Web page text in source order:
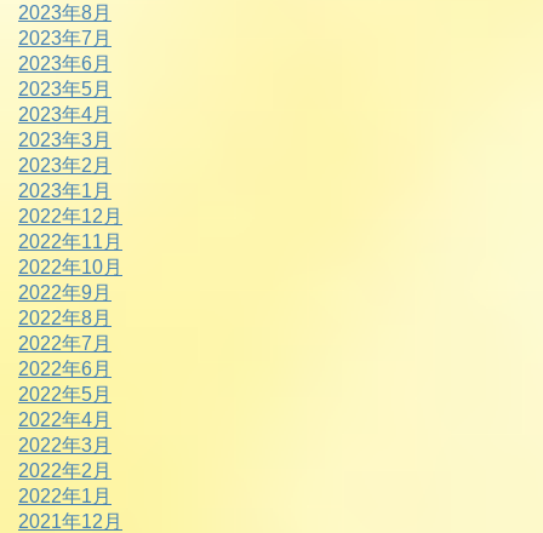
2023年8月
2023年7月
2023年6月
2023年5月
2023年4月
2023年3月
2023年2月
2023年1月
2022年12月
2022年11月
2022年10月
2022年9月
2022年8月
2022年7月
2022年6月
2022年5月
2022年4月
2022年3月
2022年2月
2022年1月
2021年12月